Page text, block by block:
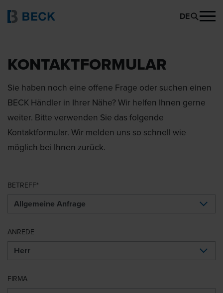
DE
KONTAKTFORMULAR
Sie haben noch eine offene Frage oder suchen einen
BECK Händler in Ihrer Nähe? Wir helfen Ihnen gerne
weiter. Bitte verwenden Sie das folgende
Kontaktformular. Wir melden uns so schnell wie
möglich bei Ihnen zurück.
BETREFF
ANREDE
FIRMA